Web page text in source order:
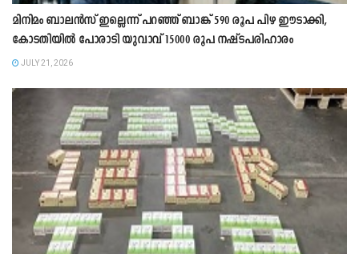
മിനിമം ബാലൻസ് ഇല്ലെന്ന് പറഞ്ഞ് ബാങ്ക് 590 രൂപ പിഴ ഈടാക്കി,
കോടതിയിൽ പോരാടി യുവാവ് 15000 രൂപ നഷ്ടപരിഹാരം
JULY 21, 2026